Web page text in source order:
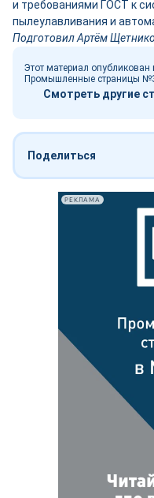
и требованиями ГОСТ к
пылеулавливания и
Подготовил Артём
Этот материал опубликован
Промышленные страницы
Смотреть другие
Поделиться
РЕКЛАМА